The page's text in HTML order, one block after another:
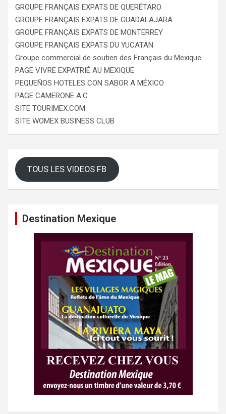
GROUPE FRANÇAIS EXPATS DE QUERÉTARO
GROUPE FRANÇAIS EXPATS DE GUADALAJARA
GROUPE FRANÇAIS EXPATS DE MONTERREY
GROUPE FRANÇAIS EXPATS DU YUCATAN
Groupe commercial de soutien des Français du Mexique
PAGE VIVRE EXPATRIÉ AU MEXIQUE
PEQUEÑOS HOTELES CON SABOR A MÉXICO
PAGE CAMERONE A.C
SITE TOURIMEX.COM
SITE WOMEX BUSINESS CLUB
TOUS LES VIDEOS FB
Destination Mexique